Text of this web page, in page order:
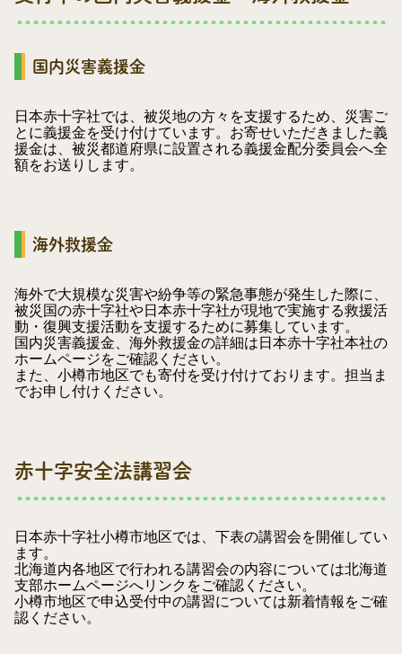
国内災害義援金
日本赤十字社では、被災地の方々を支援するため、災害ご
とに義援金を受け付けています。お寄せいただきました義
援金は、被災都道府県に設置される義援金配分委員会へ全
額をお送りします。
海外救援金
海外で大規模な災害や紛争等の緊急事態が発生した際に、
被災国の赤十字社や日本赤十字社が現地で実施する救援活
動・復興支援活動を支援するために募集しています。
国内災害義援金、海外救援金の詳細は 日本赤十字社本社の
ホームページをご確認ください。
また、小樽市地区でも寄付を受け付けております。担当ま
でお申し付けください。
赤十字安全法講習会
日本赤十字社小樽市地区では、下表の講習会を開催してい
ます。
北海道内各地区で行われる講習会の内容については北海道
支部ホームページへリンク をご確認ください。
小樽市地区で申込受付中の講習については新着情報 をご確
認ください。